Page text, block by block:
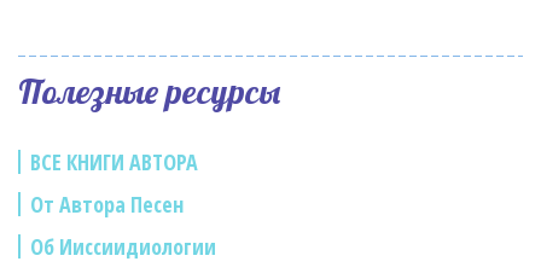
Полезные ресурсы
ВСЕ КНИГИ АВТОРА
От Автора Песен
Об Ииссиидиологии